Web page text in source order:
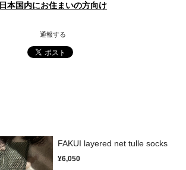
日本国内にお住まいの方向け
通報する
FAKUI layered net tulle socks
¥6,050